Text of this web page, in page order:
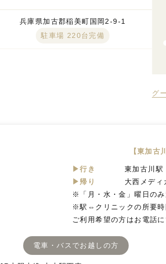
兵庫県加古郡稲美町国岡2-9-1
駐車場 220台完備
グ
【東加古
▶行き
東加古川駅
▶帰り
大西メデ
※「月・水・金」曜日のみ
※駅⇔クリニックの所要時
ご利用希望の方はお電話
電車・バスでお越しの方